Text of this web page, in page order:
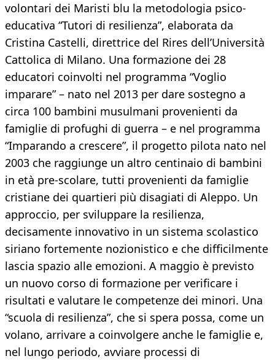
volontari dei Maristi blu la metodologia psico-
educativa “Tutori di resilienza”, elaborata da
Cristina Castelli, direttrice del Rires dell’Università
Cattolica di Milano. Una formazione dei 28
educatori coinvolti nel programma “Voglio
imparare” – nato nel 2013 per dare sostegno a
circa 100 bambini musulmani provenienti da
famiglie di profughi di guerra – e nel programma
“Imparando a crescere”, il progetto pilota nato nel
2003 che raggiunge un altro centinaio di bambini
in età pre-scolare, tutti provenienti da famiglie
cristiane dei quartieri più disagiati di Aleppo. Un
approccio, per sviluppare la resilienza,
decisamente innovativo in un sistema scolastico
siriano fortemente nozionistico e che difficilmente
lascia spazio alle emozioni. A maggio è previsto
un nuovo corso di formazione per verificare i
risultati e valutare le competenze dei minori. Una
“scuola di resilienza”, che si spera possa, come un
volano, arrivare a coinvolgere anche le famiglie e,
nel lungo periodo, avviare processi di